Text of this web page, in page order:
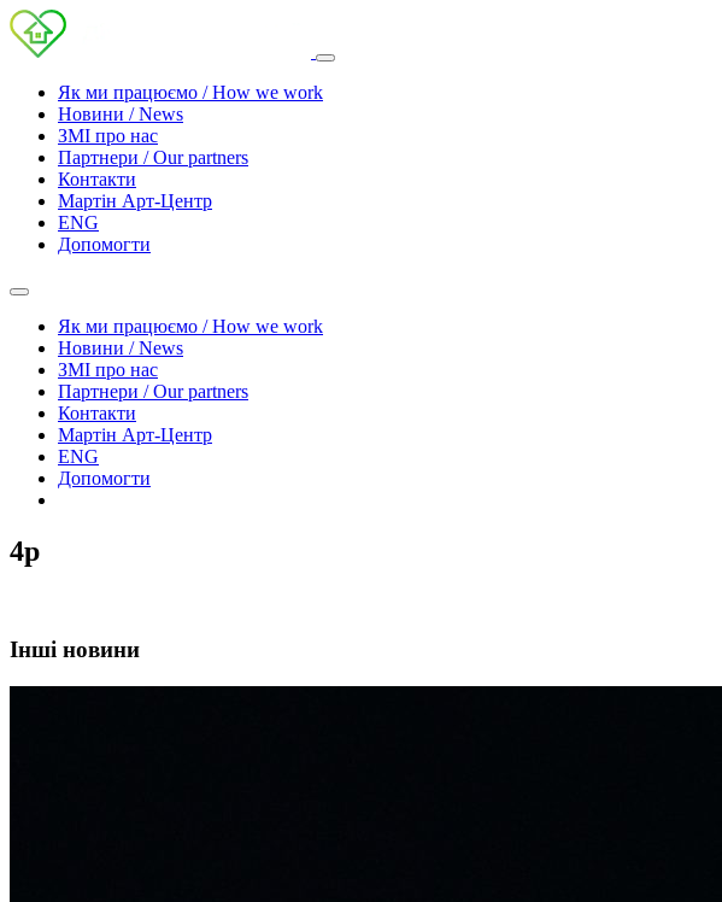
Як ми працюємо / How we work
Новини / News
ЗМІ про нас
Партнери / Our partners
Контакти
Mартін Арт-Центр
ENG
Допомогти
Як ми працюємо / How we work
Новини / News
ЗМІ про нас
Партнери / Our partners
Контакти
Mартін Арт-Центр
ENG
Допомогти
4р
Інші новини